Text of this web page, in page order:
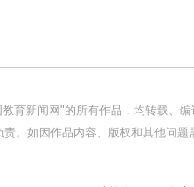
育新闻网"的所有作品，均转载、
。如因作品内容、版权和其他问